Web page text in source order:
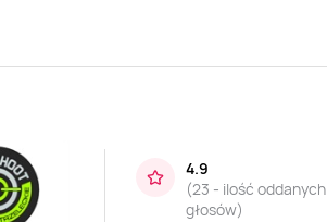
4.9
(23 - ilość oddanych
głosów)